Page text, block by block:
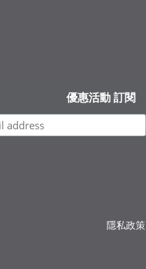
優惠活動 訂閱
隱私政策